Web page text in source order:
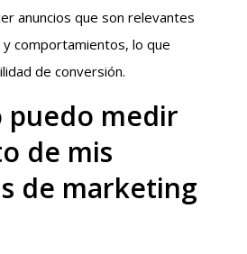
anuncios que son relevantes
comportamientos, lo que
de conversión.
puedo medir
de mis
de marketing